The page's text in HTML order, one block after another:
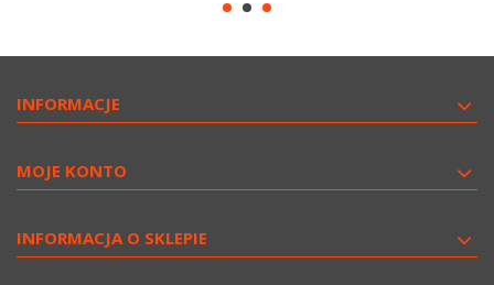
INFORMACJE
MOJE KONTO
INFORMACJA O SKLEPIE